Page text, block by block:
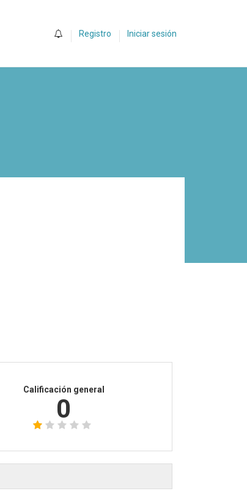
Registro Iniciar sesión
Calificación general
0